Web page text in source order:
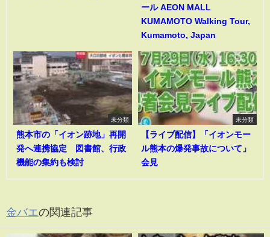
ール AEON MALL
KUMAMOTO Walking Tour,
Kumamoto, Japan
未分類
熊本市の「イオン跡地」再開
発へ連携協定 図書館、行政
機能の集約も検討
未分類
【ライブ配信】「イオンモー
ル熊本の爆発事故について」
会見
金バエの関連記事